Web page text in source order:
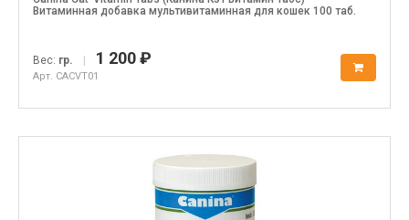
Витаминная добавка мультивитаминная для кошек 100 таб.
Вес: гр. | 1 200 ₽
Арт. CACVT01